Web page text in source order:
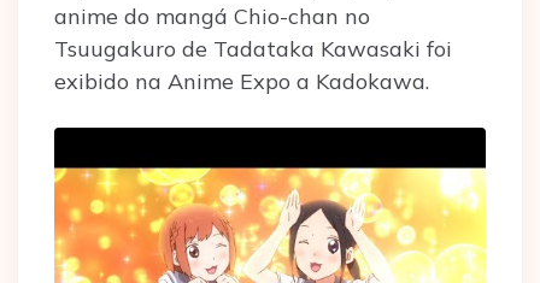
anime do mangá Chio-chan no
Tsuugakuro de Tadataka Kawasaki foi
exibido na Anime Expo a Kadokawa.